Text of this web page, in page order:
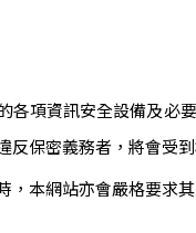
各項資訊安全設備及必
保密義務者，將會受
本網站亦會嚴格要求